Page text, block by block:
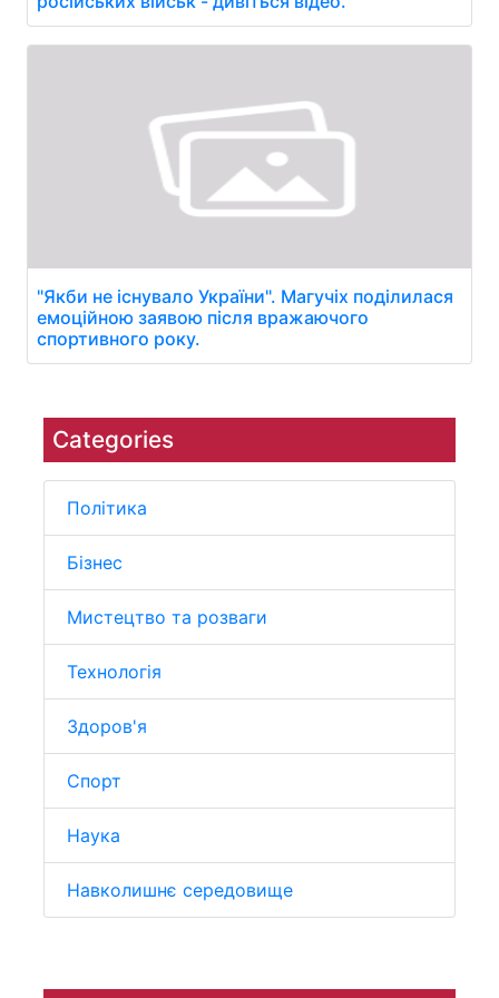
Categories
Політика
Бізнес
Мистецтво та розваги
Технологія
Здоров'я
Спорт
Наука
Навколишнє середовище
"Якби не існувало України". Магучіх поділилася
емоційною заявою після вражаючого
спортивного року.